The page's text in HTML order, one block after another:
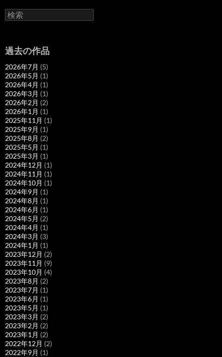
検
索
過去の作品
2026年7月 (5)
2026年5月 (1)
2026年4月 (1)
2026年3月 (1)
2026年2月 (2)
2026年1月 (1)
2025年11月 (1)
2025年9月 (1)
2025年8月 (2)
2025年5月 (1)
2025年3月 (1)
2024年12月 (1)
2024年11月 (1)
2024年10月 (1)
2024年9月 (1)
2024年8月 (1)
2024年6月 (1)
2024年5月 (2)
2024年4月 (1)
2024年3月 (3)
2024年1月 (1)
2023年12月 (2)
2023年11月 (9)
2023年10月 (4)
2023年8月 (2)
2023年7月 (1)
2023年6月 (1)
2023年5月 (1)
2023年3月 (2)
2023年2月 (2)
2023年1月 (2)
2022年12月 (2)
2022年9月 (1)